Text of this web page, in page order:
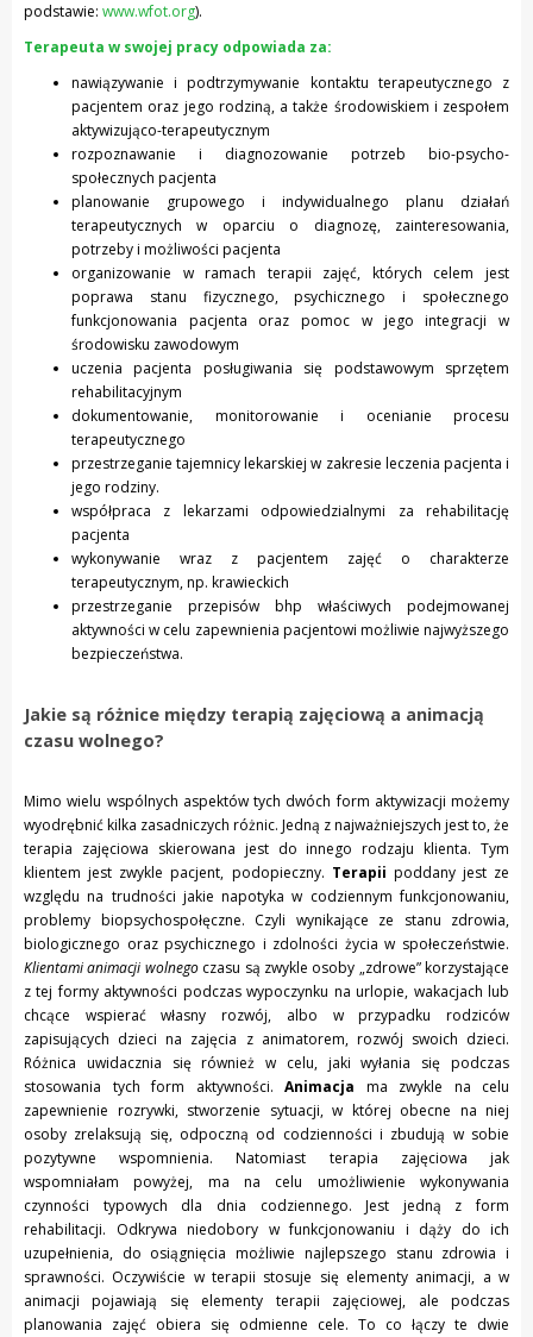
podstawie: www.wfot.org).
Terapeuta w swojej pracy odpowiada za:
nawiązywanie i podtrzymywanie kontaktu terapeutycznego z
pacjentem oraz jego rodziną, a także środowiskiem i zespołem
aktywizująco-terapeutycznym
rozpoznawanie i diagnozowanie potrzeb bio-psycho-
społecznych pacjenta
planowanie grupowego i indywidualnego planu działań
terapeutycznych w oparciu o diagnozę, zainteresowania,
potrzeby i możliwości pacjenta
organizowanie w ramach terapii zajęć, których celem jest
poprawa stanu fizycznego, psychicznego i społecznego
funkcjonowania pacjenta oraz pomoc w jego integracji w
środowisku zawodowym
uczenia pacjenta posługiwania się podstawowym sprzętem
rehabilitacyjnym
dokumentowanie, monitorowanie i ocenianie procesu
terapeutycznego
przestrzeganie tajemnicy lekarskiej w zakresie leczenia pacjenta i
jego rodziny.
współpraca z lekarzami odpowiedzialnymi za rehabilitację
pacjenta
wykonywanie wraz z pacjentem zajęć o charakterze
terapeutycznym, np. krawieckich
przestrzeganie przepisów bhp właściwych podejmowanej
aktywności w celu zapewnienia pacjentowi możliwie najwyższego
bezpieczeństwa.
Jakie są różnice między terapią zajęciową a animacją
czasu wolnego?
Mimo wielu wspólnych aspektów tych dwóch form aktywizacji możemy
wyodrębnić kilka zasadniczych różnic. Jedną z najważniejszych jest to, że
terapia zajęciowa skierowana jest do innego rodzaju klienta. Tym
klientem jest zwykle pacjent, podopieczny. Terapii poddany jest ze
względu na trudności jakie napotyka w codziennym funkcjonowaniu,
problemy biopsychospołęczne. Czyli wynikające ze stanu zdrowia,
biologicznego oraz psychicznego i zdolności życia w społeczeństwie.
Klientami animacji wolnegoczasu są zwykle osoby „zdrowe” korzystające
z tej formy aktywności podczas wypoczynku na urlopie, wakacjach lub
chcące wspierać własny rozwój, albo w przypadku rodziców
zapisujących dzieci na zajęcia z animatorem, rozwój swoich dzieci.
Różnica uwidacznia się również w celu, jaki wyłania się podczas
stosowania tych form aktywności. Animacja ma zwykle na celu
zapewnienie rozrywki, stworzenie sytuacji, w której obecne na niej
osoby zrelaksują się, odpoczną od codzienności i zbudują w sobie
pozytywne wspomnienia. Natomiast terapia zajęciowa jak
wspomniałam powyżej, ma na celu umożliwienie wykonywania
czynności typowych dla dnia codziennego. Jest jedną z form
rehabilitacji. Odkrywa niedobory w funkcjonowaniu i dąży do ich
uzupełnienia, do osiągnięcia możliwie najlepszego stanu zdrowia i
sprawności. Oczywiście w terapii stosuje się elementy animacji, a w
animacji pojawiają się elementy terapii zajęciowej, ale podczas
planowania zajęć obiera się odmienne cele. To co łączy te dwie